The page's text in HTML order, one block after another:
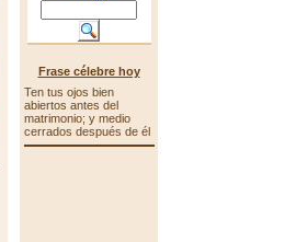
Frase célebre hoy
Ten tus ojos bien
abiertos antes del
matrimonio; y medio
cerrados después de él